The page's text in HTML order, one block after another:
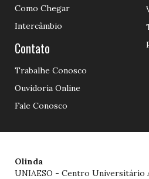
Como Chegar
Intercâmbio
Contato
Trabalhe Conosco
Ouvidoria Online
Fale Conosco
Olinda
UNIAESO - Centro Universitário